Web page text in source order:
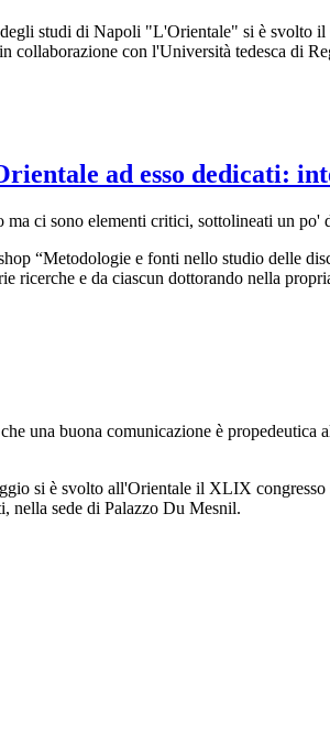
studi di Napoli "L'Orientale" si è svolto
collaborazione con l'Università tedesca di
ad esso dedicati:
ci sono elementi critici, sottolineati un po'
“Metodologie e fonti nello studio delle
ricerche e da ciascun dottorando nella
una buona comunicazione è
si è svolto all'Orientale il XLIX
nella sede di Palazzo Du Mesnil.